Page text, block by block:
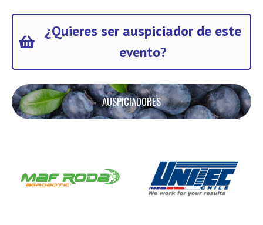
¿Quieres ser auspiciador de este
evento?
AUSPICIADORES